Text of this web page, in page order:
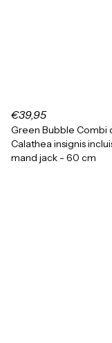
€39,95
Green Bubble Combi
Calathea insignis
mand jack - 60 cm